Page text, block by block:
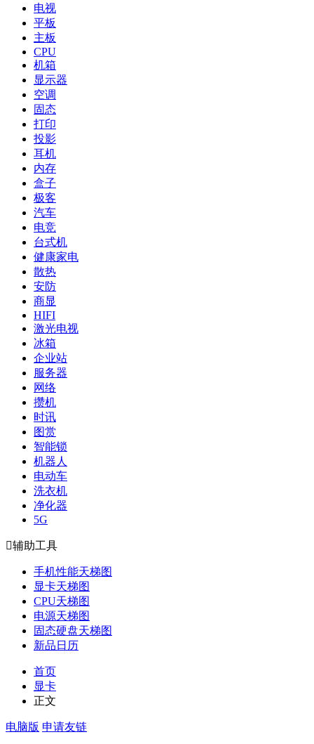
电视
平板
主板
CPU
机箱
显示器
空调
固态
打印
投影
耳机
内存
盒子
极客
汽车
电竞
台式机
健康家电
散热
安防
商显
HIFI
激光电视
冰箱
企业站
服务器
网络
攒机
时讯
图赏
智能锁
机器人
电动车
洗衣机
净化器
5G
辅助工具
手机性能天梯图
显卡天梯图
CPU天梯图
电源天梯图
固态硬盘天梯图
新品日历
首页
显卡
正文
电脑版 申请友链